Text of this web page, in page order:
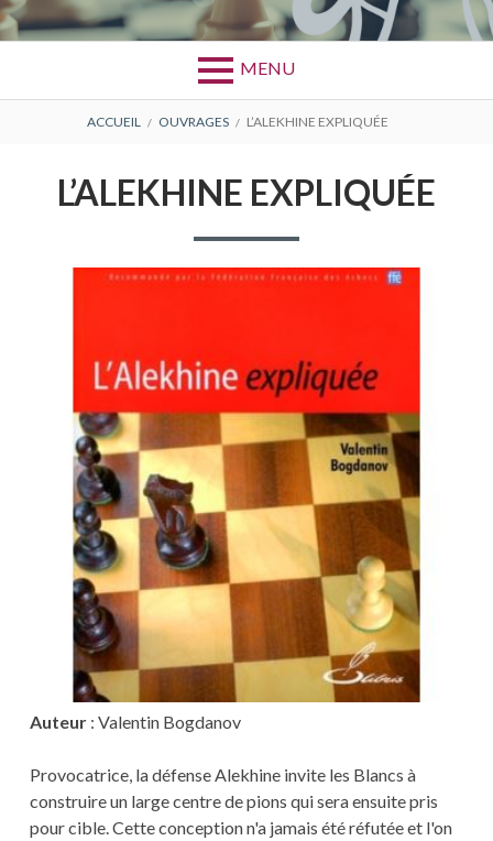
MENU
D'ARIANE
ACCUEIL OUVRAGES L’ALEKHINE EXPLIQUÉE
L’ALEKHINE EXPLIQUÉE
Auteur: Valentin Bogdanov
Provocatrice, la défense Alekhine invite les Blancs à
construire un large centre de pions qui sera ensuite pris
pour cible. Cette conception n'a jamais été réfutée et l'on